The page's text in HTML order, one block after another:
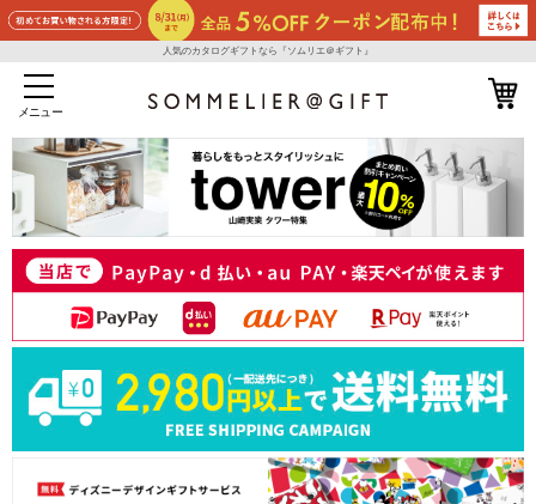
人気のカタログギフトなら『ソムリエ＠ギフト』
メニュー